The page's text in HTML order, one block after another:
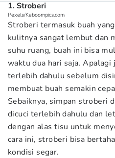
1. Stroberi
Pexels/Kaboompics.com
Stroberi termasuk buah
kulitnya sangat lembut dan
suhu ruang, buah ini bisa
waktu dua hari saja. Apalagi
terlebih dahulu sebelum
membuat buah semakin
Sebaiknya, simpan stroberi
dicuci terlebih dahulu dan
dengan alas tisu untuk
cara ini, stroberi bisa
kondisi segar.